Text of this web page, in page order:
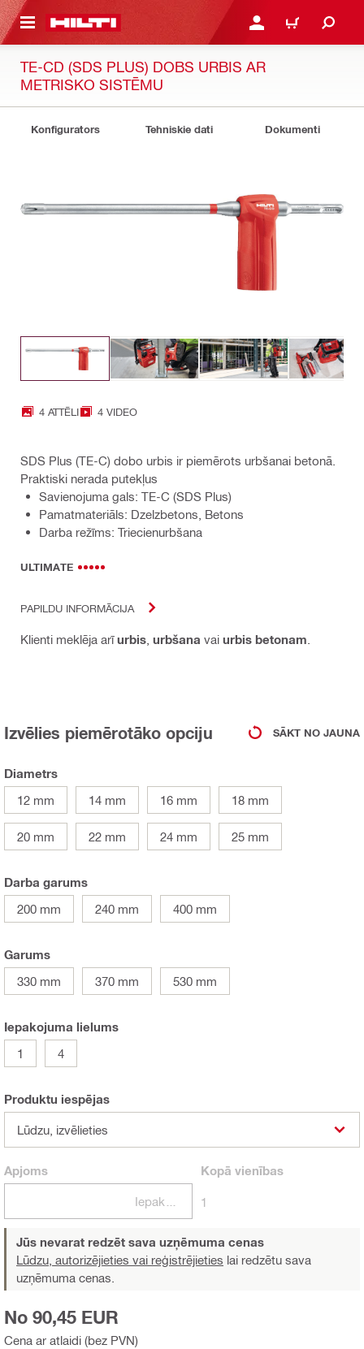
SATURU PIESLĒGTIES VAI
IEPIRKŠANĀS
TE-CD (SDS PLUS) DOBS URBIS AR
METRISKO SISTĒMU
Konfigurators Tehniskie dati Dokumenti
4 ATTĒLI 4 VIDEO
SDS Plus (TE-C) dobo urbis ir piemērots urbšanai betonā.
Praktiski nerada putekļus
Savienojuma gals: TE-C (SDS Plus)
Pamatmateriāls: Dzelzbetons, Betons
Darba režīms: Triecienurbšana
ULTIMATE
PAPILDU INFORMĀCIJA
Klienti meklēja arīurbis urbšana vai urbis betonam
Izvēlies piemērotāko opciju SĀKT NO JAUNA
Diametrs
12 mm
14 mm 16 mm 18 mm
20 mm 22 mm 24 mm 25 mm
Darba garums
200 mm
240 mm 400 mm
Garums
330 mm
370 mm 530 mm
Iepakojuma lielums
1
4
Produktu iespējas
Lūdzu, izvēlieties
Apjoms Kopā vienības
1
Jūs nevarat redzēt sava uzņēmuma cenas
Lūdzu, autorizējieties vai reģistrējieties lai redzētu sava
uzņēmuma cenas.
Cena ar atlaidi (bez PVN)
No 90,45 EUR